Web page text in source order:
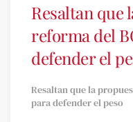
Resaltan que
reforma del
defender el
Resaltan que la
para defender el peso